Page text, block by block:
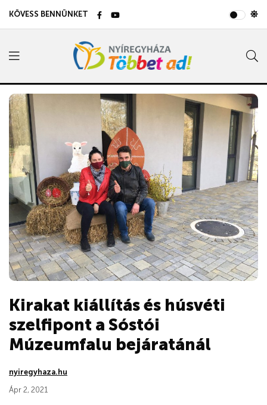
KÖVESS BENNÜNKET
Kirakat kiállítás és húsvéti
szelfipont a Sóstói
Múzeumfalu bejáratánál
nyiregyhaza.hu
Ápr 2, 2021